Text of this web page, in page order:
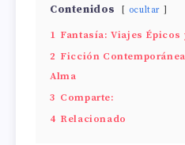
Contenidos ocultar
1 Fantasía: Viajes
2 Ficción
Alma
3 Comparte:
4 Relacionado